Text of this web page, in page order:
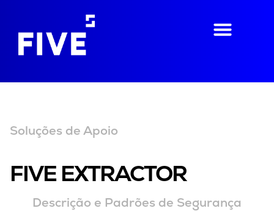
Soluções de Apoio
FIVE EXTRACTOR
Descrição e Padrões de Segurança